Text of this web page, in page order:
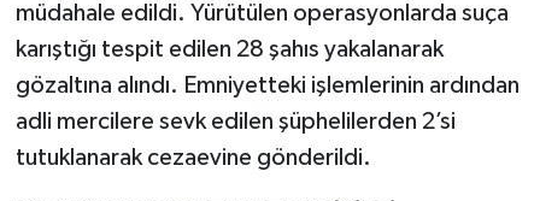
müdahale edildi. Yürütülen operasyonlarda suça
karıştığı tespit edilen 28 şahıs yakalanarak
gözaltına alındı. Emniyetteki işlemlerinin ardından
adli mercilere sevk edilen şüphelilerden 2’si
tutuklanarak cezaevine gönderildi.